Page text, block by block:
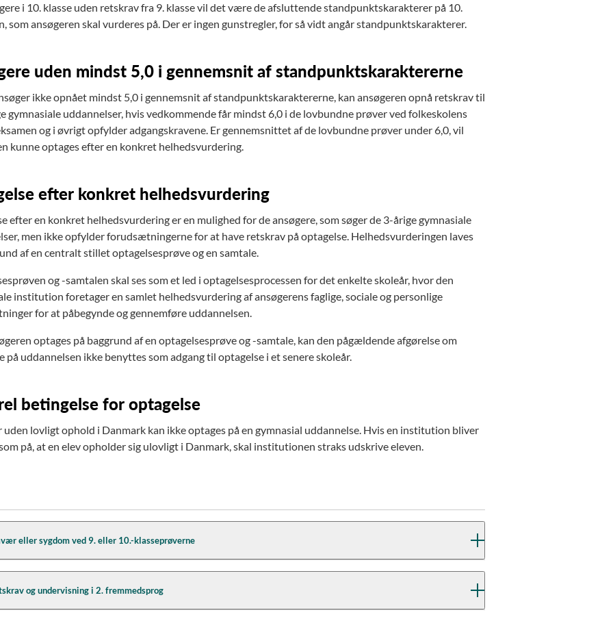
i 10. klasse uden retskrav fra 9. klasse vil det være de afsluttende standpunktskarakterer på 10.
som ansøgeren skal vurderes på. Der er ingen gunstregler, for så vidt angår standpunktskarakterer.
uden mindst 5,0 i gennemsnit af standpunktskaraktererne
ikke opnået mindst 5,0 i gennemsnit af standpunktskaraktererne, kan ansøgeren opnå retskrav til
gymnasiale uddannelser, hvis vedkommende får mindst 6,0 i de lovbundne prøver ved folkeskolens
og i øvrigt opfylder adgangskravene. Er gennemsnittet af de lovbundne prøver under 6,0, vil
kunne optages efter en konkret helhedsvurdering.
efter konkret helhedsvurdering
efter en konkret helhedsvurdering er en mulighed for de ansøgere, som søger de 3-årige gymnasiale
men ikke opfylder forudsætningerne for at have retskrav på optagelse. Helhedsvurderingen laves
af en centralt stillet optagelsesprøve og en samtale.
og -samtalen skal ses som et led i optagelsesprocessen for det enkelte skoleår, hvor den
institution foretager en samlet helhedsvurdering af ansøgerens faglige, sociale og personlige
for at påbegynde og gennemføre uddannelsen.
optages på baggrund af en optagelsesprøve og -samtale, kan den pågældende afgørelse om
på uddannelsen ikke benyttes som adgang til optagelse i et senere skoleår.
betingelse for optagelse
uden lovligt ophold i Danmark kan ikke optages på en gymnasial uddannelse. Hvis en institution bliver
på, at en elev opholder sig ulovligt i Danmark, skal institutionen straks udskrive eleven.
eller sygdom ved 9. eller 10.-klasseprøverne
ansøger til de 3-årige gymnasiale uddannelser, som har været fraværende ved en eller flere prøver, der
og undervisning i 2. fremmedsprog